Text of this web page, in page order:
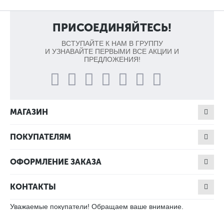
ПРИСОЕДИНЯЙТЕСЬ!
ВСТУПАЙТЕ К НАМ В ГРУППУ
И УЗНАВАЙТЕ ПЕРВЫМИ ВСЕ АКЦИИ И
ПРЕДЛОЖЕНИЯ!
МАГАЗИН
ПОКУПАТЕЛЯМ
ОФОРМЛЕНИЕ ЗАКАЗА
КОНТАКТЫ
Уважаемые покупатели! Обращаем ваше внимание.